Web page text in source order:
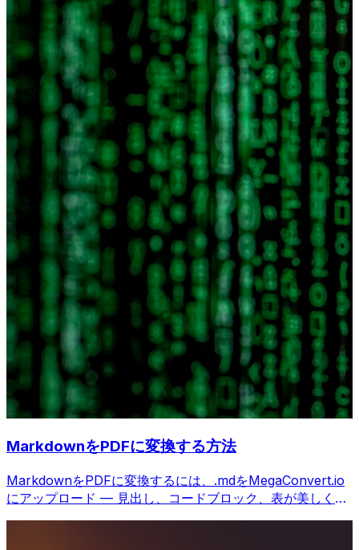
MarkdownをPDFに変換する方法
MarkdownをPDFに変換するには、.mdをMegaConvert.io
にアップロード — 見出し、コードブロック、表が美しくレ